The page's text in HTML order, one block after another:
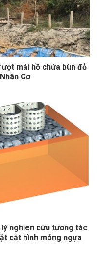
mái hồ chứa bùn đỏ
Cơ
nghiên cứu tương tác
cắt hình móng ngựa